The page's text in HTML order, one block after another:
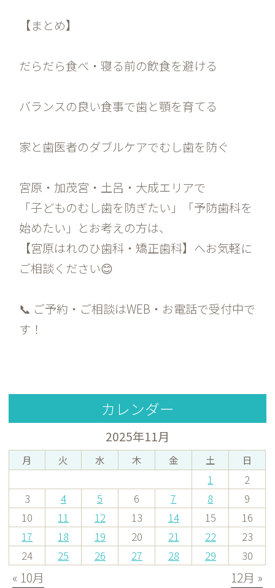
【まとめ】
だらだら食べ・寝る前の飲食を避ける
バランスの良い食事で歯と顎を育てる
家と歯医者のダブルケアでむし歯を防ぐ
宮原・加茂宮・土呂・大成エリアで
「子どものむし歯を防ぎたい」「予防歯科を
始めたい」とお考えの方は、
【宮原はれのひ歯科・矯正歯科】へお気軽に
ご相談ください😊
📞 ご予約・ご相談はWEB・お電話で受付中で
す！
カレンダー
2025年11月
月 火 水 木 金 土 日
1
2
3
4 5 6 7 8
9
10
11 12 13 14 15
16
17
18 19 20 21 22
23
24
25 26 27 28 29 30
« 10月 12月 »